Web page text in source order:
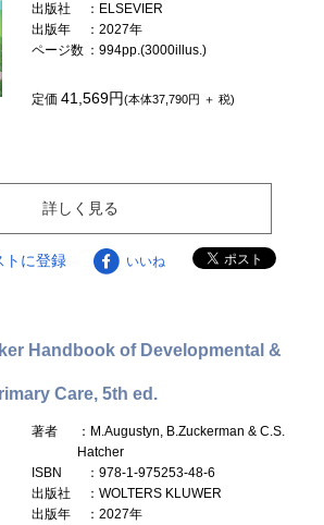
出版社
：ELSEVIER
出版年
：2027年
ページ数 ：994pp.(3000illus.)
定価41,569円(本体37,790円 ＋ 税)
詳しく見る
トに登録 いいね
Handbook of Developmental &
Care, 5th ed.
著者
：M.Augustyn, B.Zuckerman & C.S.
Hatcher
ISBN
：978-1-975253-48-6
出版社
：WOLTERS KLUWER
出版年
：2027年